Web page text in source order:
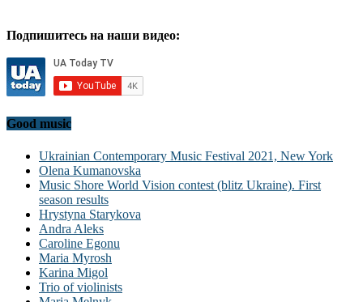
Подпишитесь на наши видео:
Good music
Ukrainian Contemporary Music Festival 2021, New York
Olena Kumanovska
Music Shore World Vision contest (blitz Ukraine). First
season results
Hrystyna Starykova
Andra Aleks
Caroline Egonu
Maria Myrosh
Karina Migol
Trio of violinists